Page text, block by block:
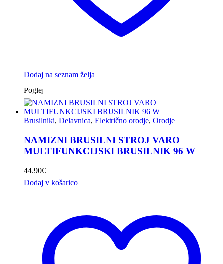
Dodaj na seznam želja
Poglej
Brusilniki, Delavnica, Električno orodje, Orodje
NAMIZNI BRUSILNI STROJ VARO
MULTIFUNKCIJSKI BRUSILNIK 96 W
44.90€
Dodaj v košarico